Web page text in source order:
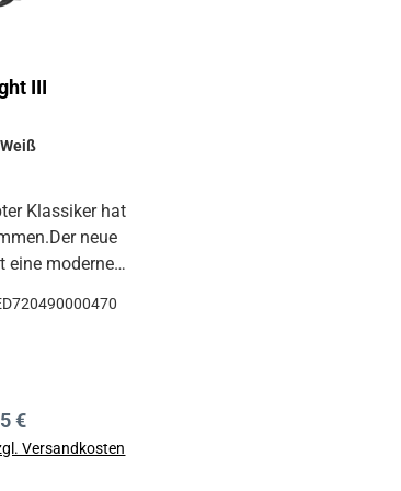
III
Weiß
Klassiker hat
neue
und
kommerzielle
Preis:
€
Versandkosten